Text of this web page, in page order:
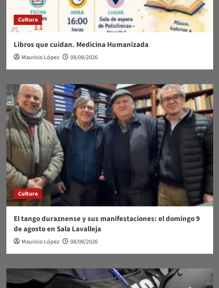
Cultura
Libros que cuidan. Medicina Humanizada
Mauricio López 08/08/2026
Cultura
El tango duraznense y sus manifestaciones: el domingo 9
de agosto en Sala Lavalleja
Mauricio López 08/08/2026